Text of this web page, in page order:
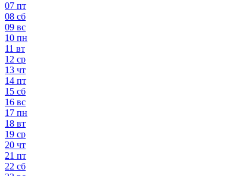
07 пт
08 сб
09 вс
10 пн
11 вт
12 ср
13 чт
14 пт
15 сб
16 вс
17 пн
18 вт
19 ср
20 чт
21 пт
22 сб